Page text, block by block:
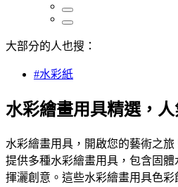
大部分的人也搜：
#水彩紙
水彩繪畫用具精選，
水彩繪畫用具，開啟您的藝術之
提供多種水彩繪畫用具，包含固
揮灑創意。這些水彩繪畫用具色